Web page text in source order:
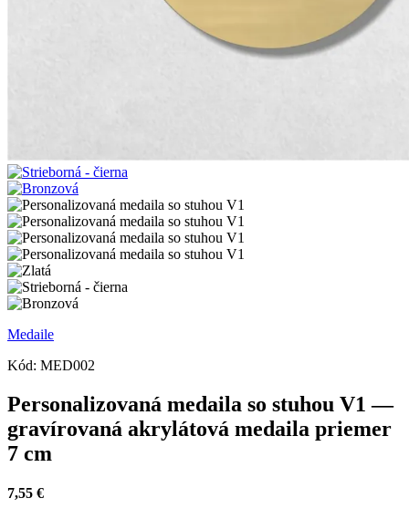
Medaile
Kód: MED002
Personalizovaná medaila so stuhou V1 —
gravírovaná akrylátová medaila priemer
7 cm
7,55 €